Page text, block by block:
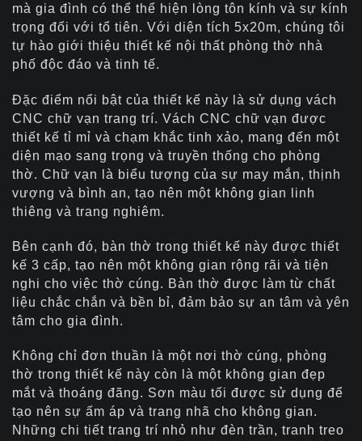
mà gia đình có thể thể hiện lòng tôn kính và sự kính
trọng đối với tổ tiên. Với diện tích 5x20m, chúng tôi
tự hào giới thiệu thiết kế nội thất phòng thờ nhà
phố độc đáo và tinh tế.
Đặc điểm nổi bật của thiết kế này là sử dụng vách
CNC chữ vạn trang trí. Vách CNC chữ vạn được
thiết kế tỉ mỉ và chạm khắc tinh xảo, mang đến một
diện mạo sang trọng và truyền thống cho phòng
thờ. Chữ vạn là biểu tượng của sự may mắn, thịnh
vượng và bình an, tạo nên một không gian linh
thiêng và trang nghiêm.
Bên cạnh đó, bàn thờ trong thiết kế này được thiết
kế 3 cấp, tạo nên một không gian rộng rãi và tiện
nghi cho việc thờ cúng. Bàn thờ được làm từ chất
liệu chắc chắn và bền bỉ, đảm bảo sự an tâm và yên
tâm cho gia đình.
Không chỉ đơn thuần là một nơi thờ cúng, phòng
thờ trong thiết kế này còn là một không gian đẹp
mắt và thoáng đãng. Sơn màu tối được sử dụng để
tạo nên sự ấm áp và trang nhã cho không gian.
Những chi tiết trang trí nhỏ như đèn trần, tranh treo